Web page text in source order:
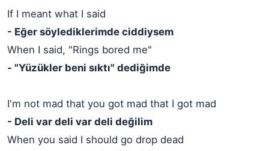
If I meant what I said
- Eğer söylediklerimde ciddiysem
When I said, "Rings bored me"
- "Yüzükler beni sıktı" dediğimde
I'm not mad that you got mad that I got mad
- Deli var deli var deli değilim
When you said I should go drop dead